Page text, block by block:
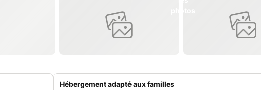
Hébergement adapté aux familles